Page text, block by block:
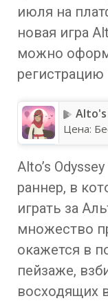
июля на
новая игра
можно
регистрацию
Alto's
Цена:
Alto’s
раннер, в
играть за
множество
окажется в
пейзаже,
восходящих